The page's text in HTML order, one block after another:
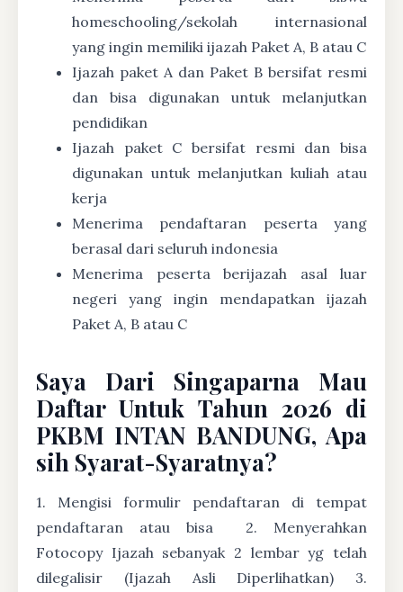
homeschooling/sekolah internasional
yang ingin memiliki ijazah Paket A, B atau C
Ijazah paket A dan Paket B bersifat resmi
dan bisa digunakan untuk melanjutkan
pendidikan
Ijazah paket C bersifat resmi dan bisa
digunakan untuk melanjutkan kuliah atau
kerja
Menerima pendaftaran peserta yang
berasal dari seluruh indonesia
Menerima peserta berijazah asal luar
negeri yang ingin mendapatkan ijazah
Paket A, B atau C
Saya Dari Singaparna Mau
Daftar Untuk Tahun 2026 di
PKBM INTAN BANDUNG, Apa
sih Syarat-Syaratnya?
1. Mengisi formulir pendaftaran di tempat
pendaftaran atau bisa
2. Menyerahkan
Fotocopy Ijazah sebanyak 2 lembar yg telah
dilegalisir (Ijazah Asli Diperlihatkan) 3.